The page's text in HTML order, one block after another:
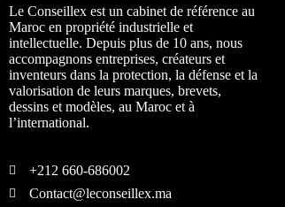
Le Conseillex est un cabinet de référence au
Maroc en propriété industrielle et
intellectuelle. Depuis plus de 10 ans, nous
accompagnons entreprises, créateurs et
inventeurs dans la protection, la défense et la
valorisation de leurs marques, brevets,
dessins et modèles, au Maroc et à
l’international.
+212 660-686002
Contact@leconseillex.ma